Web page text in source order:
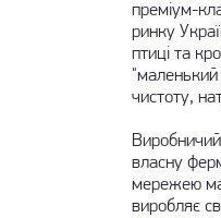
преміум-
ринку
птиці та
чистоту,
власну
мережею
виробляє